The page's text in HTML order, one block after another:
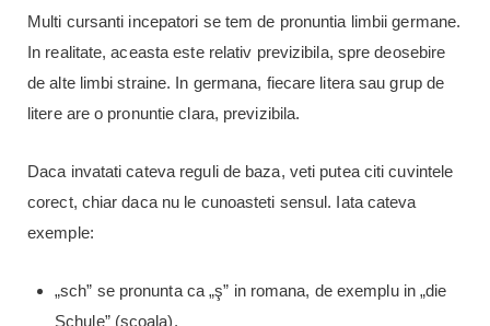
Multi cursanti incepatori se tem de pronuntia limbii germane.
In realitate, aceasta este relativ previzibila, spre deosebire
de alte limbi straine. In germana, fiecare litera sau grup de
litere are o pronuntie clara, previzibila.
Daca invatati cateva reguli de baza, veti putea citi cuvintele
corect, chiar daca nu le cunoasteti sensul. Iata cateva
exemple:
„sch” se pronunta ca „ş” in romana, de exemplu in „die
Schule” (şcoala).